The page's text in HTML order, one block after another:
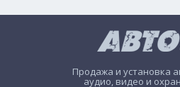
Продажа и установка
аудио, видео и